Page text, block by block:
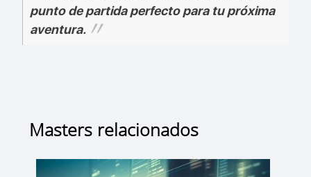
punto de partida perfecto para tu próxima
aventura.
Masters relacionados